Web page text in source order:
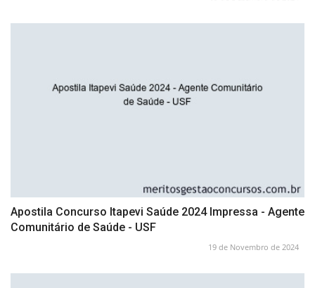
Apostila Concurso Itapevi Saúde 2024 Impressa - Agente
Comunitário de Saúde - USF
19 de Novembro de 2024